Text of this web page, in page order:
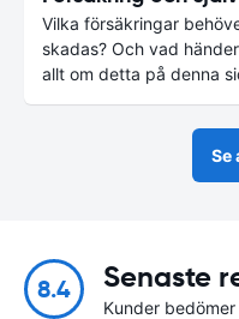
Vilka försäkringar
skadas? Och vad
allt om detta på denna
Se
8.4 Senaste
Kunder